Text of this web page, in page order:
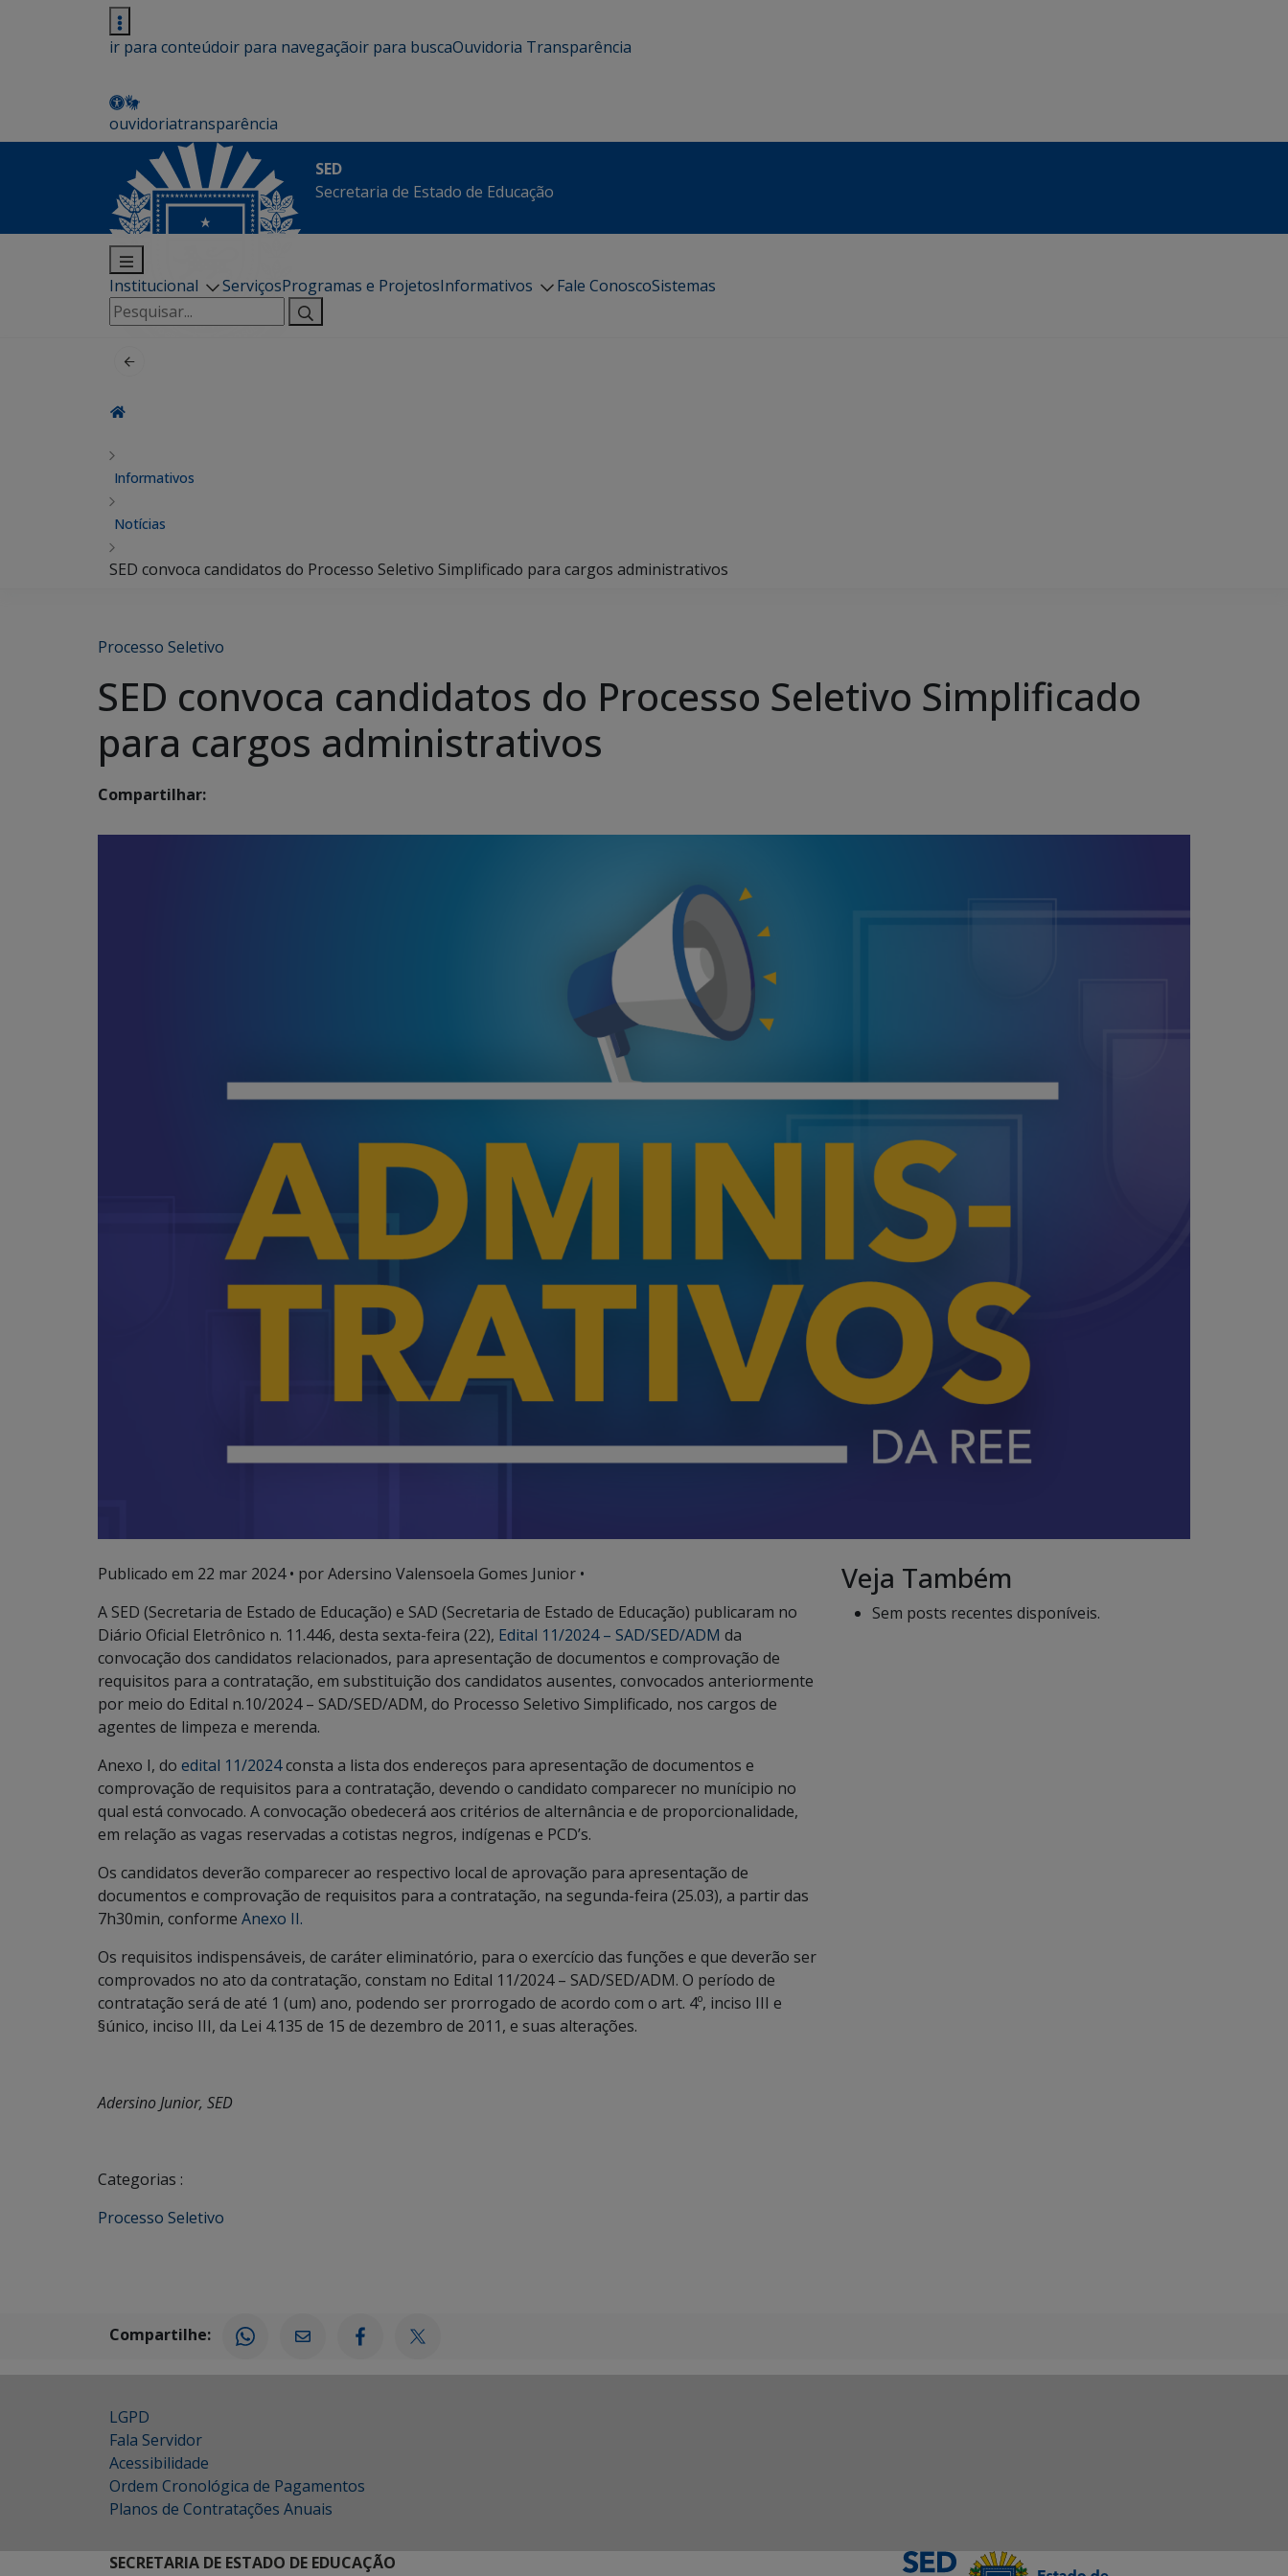
ir para conteúdoir para navegaçãoir para buscaOuvidoria Transparência
ouvidoriatransparência
SED
Secretaria de Estado de Educação
Institucional ServiçosProgramas e ProjetosInformativos Fale ConoscoSistemas
Pesquisar
por:
Informativos
Notícias
SED convoca candidatos do Processo Seletivo Simplificado para cargos administrativos
Processo Seletivo
SED convoca candidatos do Processo Seletivo Simplificado
para cargos administrativos
Compartilhar:
Publicado em 22 mar 2024• por Adersino Valensoela Gomes Junior •
A SED (Secretaria de Estado de Educação) e SAD (Secretaria de Estado de Educação) publicaram no
Diário Oficial Eletrônico n. 11.446, desta sexta-feira (22), Edital 11/2024 – SAD/SED/ADM da
convocação dos candidatos relacionados, para apresentação de documentos e comprovação de
requisitos para a contratação, em substituição dos candidatos ausentes, convocados anteriormente
por meio do Edital n.10/2024 – SAD/SED/ADM, do Processo Seletivo Simplificado, nos cargos de
agentes de limpeza e merenda.
Anexo I, do edital 11/2024consta a lista dos endereços para apresentação de documentos e
comprovação de requisitos para a contratação, devendo o candidato comparecer no munícipio no
qual está convocado. A convocação obedecerá aos critérios de alternância e de proporcionalidade,
em relação as vagas reservadas a cotistas negros, indígenas e PCD’s.
Os candidatos deverão comparecer ao respectivo local de aprovação para apresentação de
documentos e comprovação de requisitos para a contratação, na segunda-feira (25.03), a partir das
7h30min, conforme Anexo II.
Os requisitos indispensáveis, de caráter eliminatório, para o exercício das funções e que deverão ser
comprovados no ato da contratação, constam no Edital 11/2024 – SAD/SED/ADM. O período de
contratação será de até 1 (um) ano, podendo ser prorrogado de acordo com o art. 4º, inciso III e
§único, inciso III, da Lei 4.135 de 15 de dezembro de 2011, e suas alterações.
Adersino Junior, SED
Categorias :
Processo Seletivo
Veja Também
Sem posts recentes disponíveis.
Compartilhe:
LGPD
Fala Servidor
Acessibilidade
Ordem Cronológica de Pagamentos
Planos de Contratações Anuais
SECRETARIA DE ESTADO DE EDUCAÇÃO